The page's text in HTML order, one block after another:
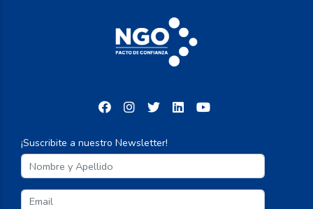
¡Suscribite a nuestro Newsletter!